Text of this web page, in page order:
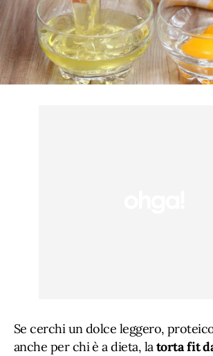
Se cerchi un dolce leggero,
anche per chi è a dieta, latorta fit